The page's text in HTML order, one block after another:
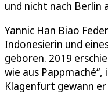
und nicht nach Berlin
Yannic Han Biao
Indonesierin und
geboren. 2019
wie aus
Klagenfurt gewann